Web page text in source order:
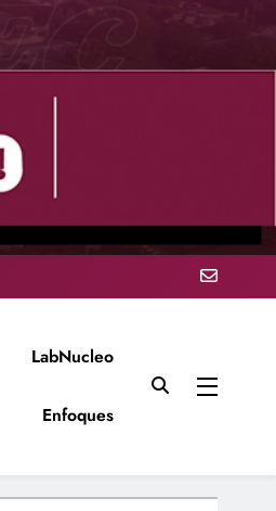
LabNucleo
Enfoques